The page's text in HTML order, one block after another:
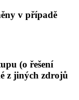
v případě
(o řešení
z jiných zdrojů